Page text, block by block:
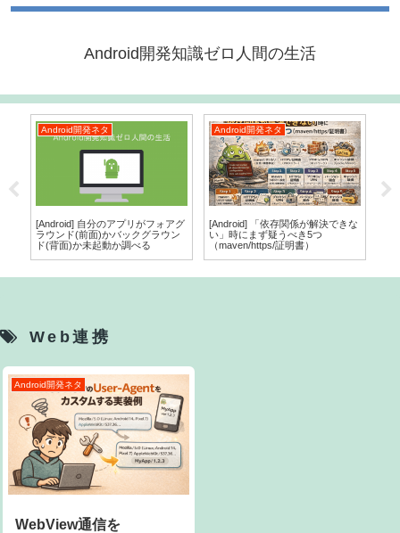
Android開発知識ゼロ人間の生活
Android開発ネタ
[Android] 自分のアプリがフォアグ
ラウンド(前面)かバックグラウン
ド(背面)か未起動か調べる
Android開発ネタ
[Android] 「依存関係が解決できな
い」時にまず疑うべき5つ
（maven/https/証明書）
Web連携
Android開発ネタ
WebView通信を